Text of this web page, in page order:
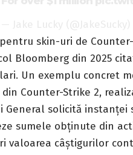
skin-uri de
Bloomberg din 2025
Un exemplu concret
Counter-Strike 2,
General solicită
sumele obținute din
valoarea câștigurilor